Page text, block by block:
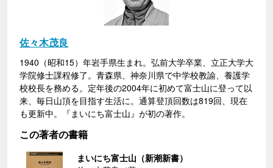
佐々木茂良
1940（昭和15）年岩手県生まれ。弘前大学卒業、立正大学大
学院修士課程修了。青森県、神奈川県で中学校教諭、養護学
校校長を務める。定年後の2004年に初めて富士山に登って以
来、毎日山頂を目指す生活に。通算登頂回数は819回、現在
も更新中。『まいにち富士山』が初の著作。
この著者の書籍
まいにち富士山（新潮新書）